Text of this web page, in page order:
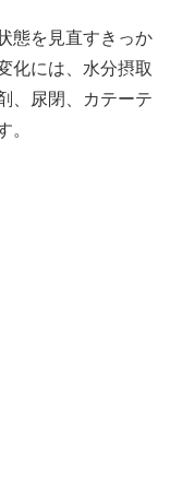
態を見直すきっか
化には、水分摂取
、尿閉、カテーテ